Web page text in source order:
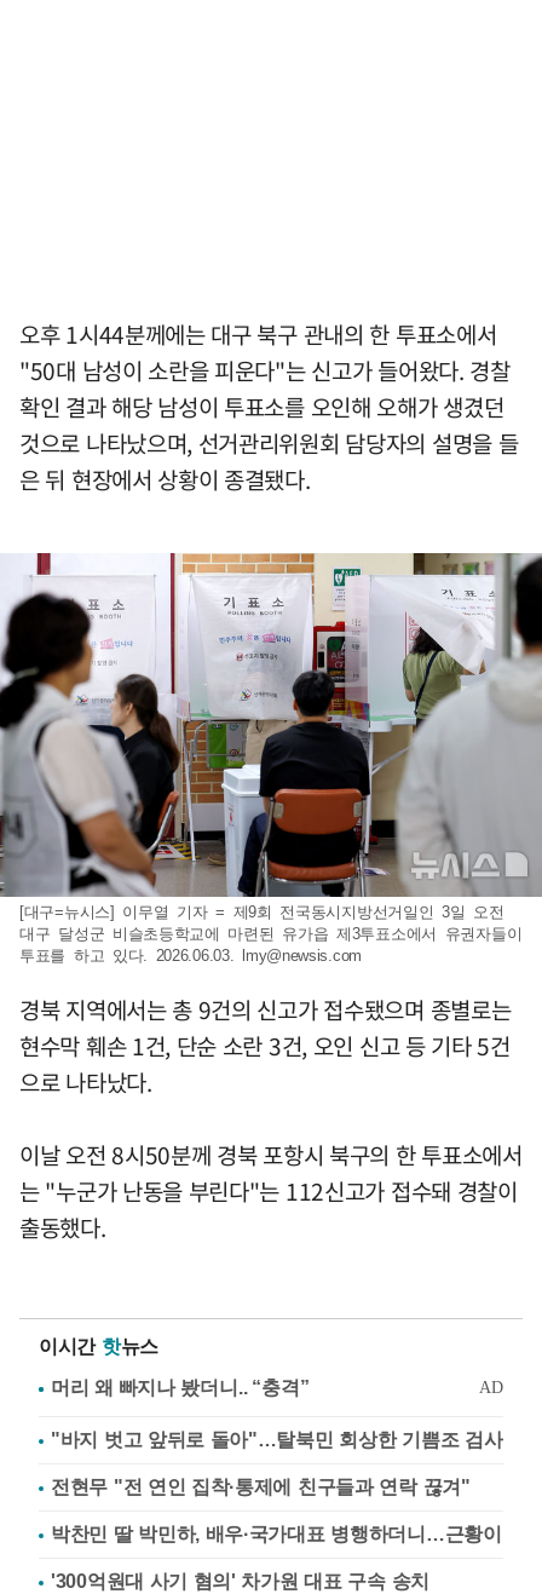
오후 1시44분께에는 대구 북구 관내의 한 투표소에서
"50대 남성이 소란을 피운다"는 신고가 들어왔다. 경찰
확인 결과 해당 남성이 투표소를 오인해 오해가 생겼던
것으로 나타났으며, 선거관리위원회 담당자의 설명을 들
은 뒤 현장에서 상황이 종결됐다.
[대구=뉴시스] 이무열 기자 = 제9회 전국동시지방선거일인 3일 오전
대구 달성군 비슬초등학교에 마련된 유가읍 제3투표소에서 유권자들이
투표를 하고 있다. 2026.06.03.
lmy@newsis.com
경북 지역에서는 총 9건의 신고가 접수됐으며 종별로는
현수막 훼손 1건, 단순 소란 3건, 오인 신고 등 기타 5건
으로 나타났다.
이날 오전 8시50분께 경북 포항시 북구의 한 투표소에서
는 "누군가 난동을 부린다"는 112신고가 접수돼 경찰이
출동했다.
이시간 핫뉴스
"바지 벗고 앞뒤로 돌아"…탈북민 회상한 기쁨조 검사
전현무 "전 연인 집착·통제에 친구들과 연락 끊겨"
박찬민 딸 박민하, 배우·국가대표 병행하더니…근황이
'300억원대 사기 혐의' 차가원 대표 구속 송치